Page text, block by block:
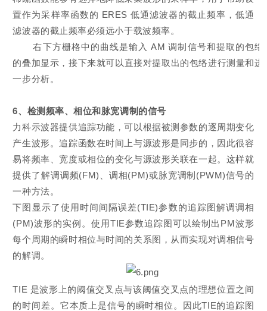
置作为采样率函数的 ERES 低通滤波器的截止频率，低通
滤波器的截止频率必须远小于载波频率。
右下方栅格中的曲线是输入 AM 调制信号和提取的包络
的叠加显示，接下来就可以直接对提取出的包络进行测量和进
一步分析。
6、 检测频率、相位和脉宽调制的信号
力科示波器提供追踪功能，可以根据被测参数的逐周期变化
产生波形。追踪函数在时间上与源波形是同步的，因此很容
易将频率、宽度或相位的变化与源波形关联在一起。这样就
提供了解调调频(FM)、调相(PM)或脉宽调制(PWM)信号的
一种方法。
下图显示了使用时间间隔误差(TIE)参数的追踪图解调调相
(PM)波形的实例。使用TIE参数追踪图可以绘制出PM波形
每个周期的瞬时相位与时间的关系图，从而实现对调相信号
的解调。
TIE 是波形上的阈值交叉点与该阈值交叉点的理想位置之间
的时间差。它本质上是信号的瞬时相位。因此TIE的追踪图